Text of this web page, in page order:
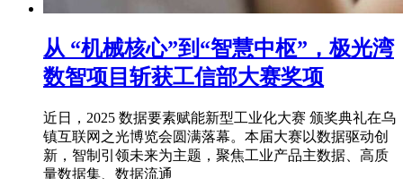
从 “机械核心”到“智慧中枢”，极光湾
数智项目斩获工信部大赛奖项
近日，2025 数据要素赋能新型工业化大赛 颁奖典礼在乌
镇互联网之光博览会圆满落幕。本届大赛以数据驱动创
新，智制引领未来为主题，聚焦工业产品主数据、高质
量数据集、数据流通